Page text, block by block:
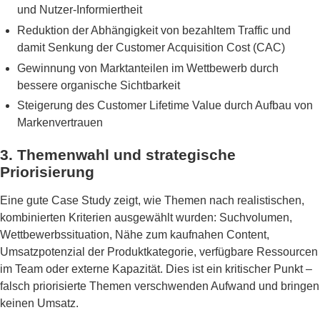
und Nutzer-Informiertheit
Reduktion der Abhängigkeit von bezahltem Traffic und
damit Senkung der Customer Acquisition Cost (CAC)
Gewinnung von Marktanteilen im Wettbewerb durch
bessere organische Sichtbarkeit
Steigerung des Customer Lifetime Value durch Aufbau von
Markenvertrauen
3. Themenwahl und strategische
Priorisierung
Eine gute Case Study zeigt, wie Themen nach realistischen,
kombinierten Kriterien ausgewählt wurden: Suchvolumen,
Wettbewerbssituation, Nähe zum kaufnahen Content,
Umsatzpotenzial der Produktkategorie, verfügbare Ressourcen
im Team oder externe Kapazität. Dies ist ein kritischer Punkt –
falsch priorisierte Themen verschwenden Aufwand und bringen
keinen Umsatz.